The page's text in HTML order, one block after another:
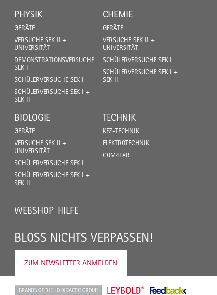
PHYSIK
GERÄTE
VERSUCHE SEK II +
UNIVERSITÄT
DEMONSTRATIONSVERSUCHE
SEK I
SCHÜLERVERSUCHE SEK I
SCHÜLERVERSUCHE SEK I +
SEK II
CHEMIE
GERÄTE
VERSUCHE SEK II +
UNIVERSITÄT
SCHÜLERVERSUCHE SEK I
SCHÜLERVERSUCHE SEK I +
SEK II
BIOLOGIE
GERÄTE
VERSUCHE SEK II +
UNIVERSITÄT
SCHÜLERVERSUCHE SEK I
SCHÜLERVERSUCHE SEK I +
SEK II
TECHNIK
KFZ-TECHNIK
ELEKTROTECHNIK
COM4LAB
WEBSHOP-HILFE
BLOSS NICHTS VERPASSEN!
ZUM NEWSLETTER ANMELDEN